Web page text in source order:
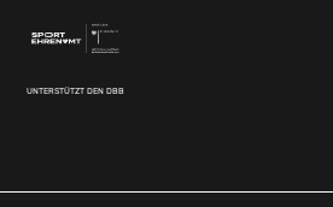
UNTERSTÜTZT DEN DBB